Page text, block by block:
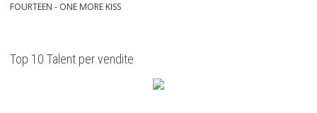
FOURTEEN - ONE MORE KISS
Top 10 Talent per vendite